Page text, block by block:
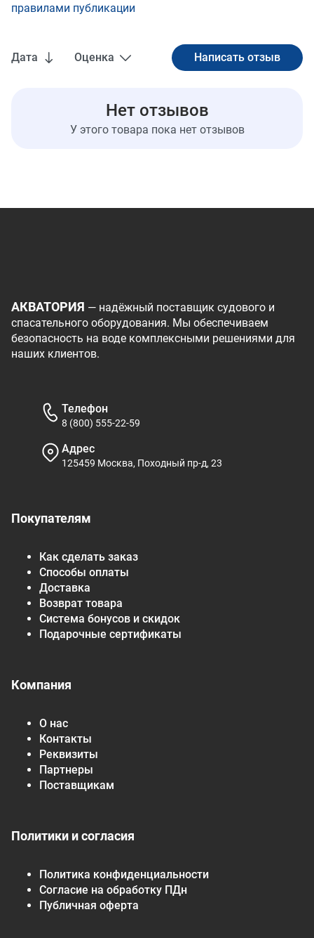
Дата Оценка
Нет отзывов
У этого товара пока нет отзывов
правилами публикации
АКВАТОРИЯ — надёжный поставщик судового и
спасательного оборудования. Мы обеспечиваем
безопасность на воде комплексными решениями для
наших клиентов.
Покупателям
Как сделать заказ
Способы оплаты
Доставка
Возврат товара
Система бонусов и скидок
Подарочные сертификаты
Компания
О нас
Контакты
Реквизиты
Партнеры
Поставщикам
Политики и согласия
Политика конфиденциальности
Согласие на обработку ПДн
Публичная оферта
Телефон
8 (800) 555-22-59
Адрес
125459 Москва, Походный пр-д, 23